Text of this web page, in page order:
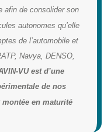
afin de consolider son
autonomes qu’elle
de l’automobile et
Navya, DENSO,
VU est d’une
de nos
montée en maturité